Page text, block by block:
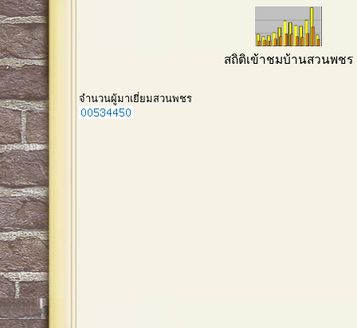
สถิติเข้าชมบ้านสวนพชร
จำนวนผู้มาเยี่ยมสวนพชร